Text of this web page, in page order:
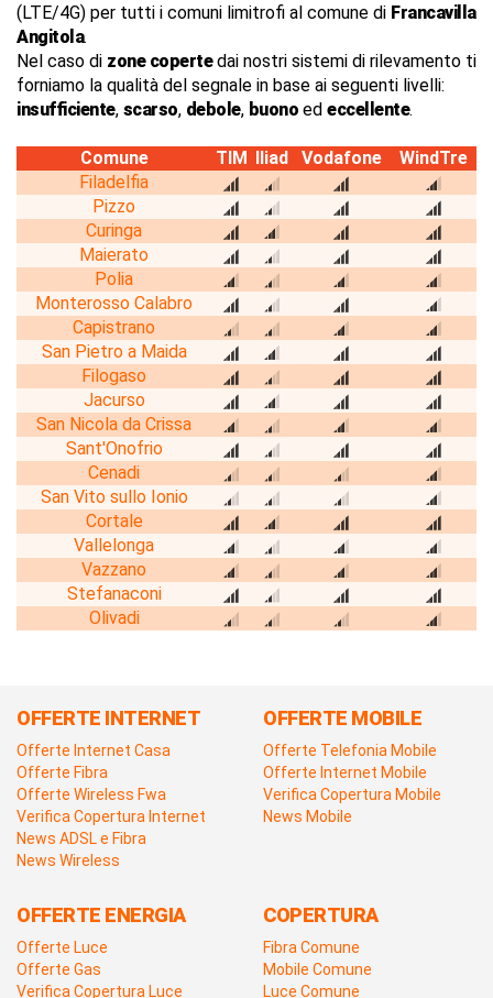
(LTE/4G) per tutti i comuni limitrofi al comune di Francavilla
Angitola.
Nel caso di zone copertedai nostri sistemi di rilevamento ti
forniamo la qualità del segnale in base ai seguenti livelli:
insufficiente, scarso, debole, buono ed eccellente.
Comune TIM Iliad Vodafone
WindTre
Filadelfia
Pizzo
Curinga
Maierato
Polia
Monterosso Calabro
Capistrano
San Pietro a Maida
Filogaso
Jacurso
San Nicola da Crissa
Sant'Onofrio
Cenadi
San Vito sullo Ionio
Cortale
Vallelonga
Vazzano
Stefanaconi
Olivadi
OFFERTE INTERNET
Offerte Internet Casa
Offerte Fibra
Offerte Wireless Fwa
Verifica Copertura Internet
News ADSL e Fibra
News Wireless
OFFERTE MOBILE
Offerte Telefonia Mobile
Offerte Internet Mobile
Verifica Copertura Mobile
News Mobile
OFFERTE ENERGIA
Offerte Luce
Offerte Gas
Verifica Copertura Luce
COPERTURA
Fibra Comune
Mobile Comune
Luce Comune